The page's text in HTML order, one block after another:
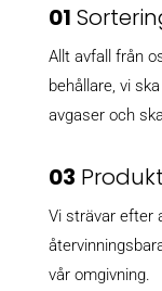
01
Allt avfall från
behållare, vi
avgaser och
03
Vi strävar efter
vår omgivning.